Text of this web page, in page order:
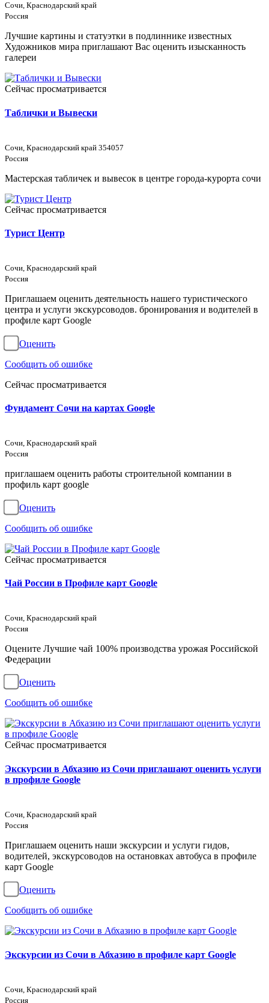
Сочи, Краснодарский край
Россия
Лучшие картины и статуэтки в подлиннике известных
Художников мира приглашают Вас оценить изысканность
галереи
Сейчас просматривается
Таблички и Вывески
Сочи, Краснодарский край 354057
Россия
Мастерская табличек и вывесок в центре города-курорта сочи
Сейчас просматривается
Турист Центр
Сочи, Краснодарский край
Россия
Приглашаем оценить деятельность нашего туристического
центра и услуги экскурсоводов. бронирования и водителей в
профиле карт Google
Оценить
Сообщить об ошибке
Сейчас просматривается
Фундамент Сочи на картах Google
Сочи, Краснодарский край
Россия
приглашаем оценить работы строительной компании в
профиль карт google
Оценить
Сообщить об ошибке
Сейчас просматривается
Чай России в Профиле карт Google
Сочи, Краснодарский край
Россия
Оцените Лучшие чай 100% производства урожая Российской
Федерации
Оценить
Сообщить об ошибке
Сейчас просматривается
Экскурсии в Абхазию из Сочи приглашают оценить услуги
в профиле Google
Сочи, Краснодарский край
Россия
Приглашаем оценить наши экскурсии и услуги гидов,
водителей, экскурсоводов на остановках автобуса в профиле
карт Google
Оценить
Сообщить об ошибке
Экскурсии из Сочи в Абхазию в профиле карт Google
Сочи, Краснодарский край
Россия